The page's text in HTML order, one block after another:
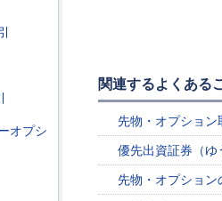
オプシ
関連するよくある
先物・オプション
優先出資証券（ゆ
先物・オプション